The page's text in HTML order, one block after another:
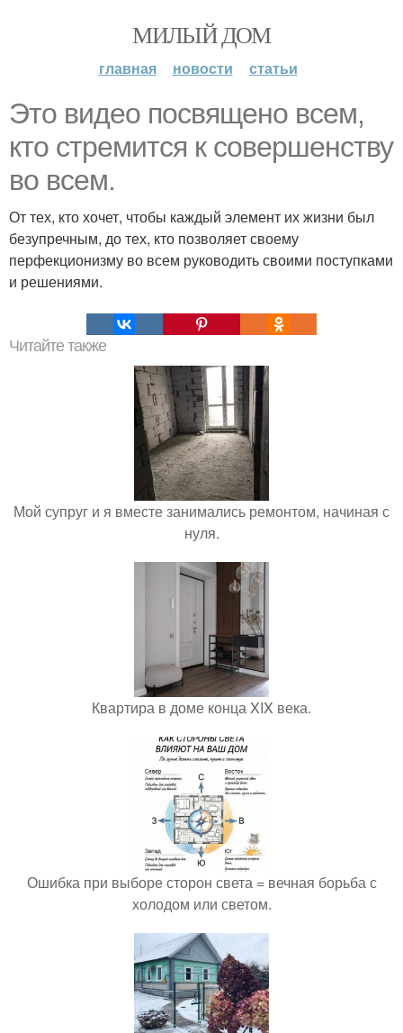
МИЛЫЙ ДОМ
главная новости статьи
Это видео посвящено всем,
кто стремится к совершенству
во всем.
От тех, кто хочет, чтобы каждый элемент их жизни был
безупречным, до тех, кто позволяет своему
перфекционизму во всем руководить своими поступками
и решениями.
Читайте также
Мой супруг и я вместе занимались ремонтом, начиная с
нуля.
Квартира в доме конца XIX века.
Ошибка при выборе сторон света = вечная борьба с
холодом или светом.